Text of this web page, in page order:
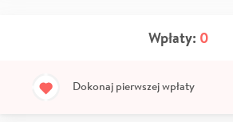
Wpłaty: 0
Dokonaj pierwszej wpłaty